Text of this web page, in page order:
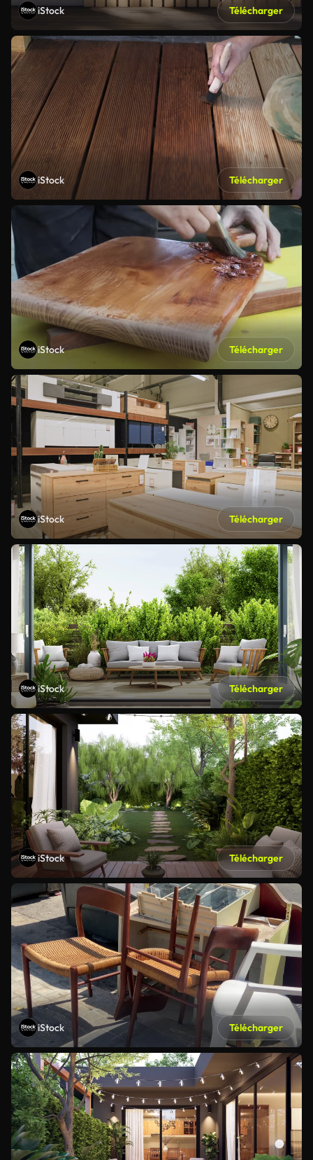
iStock Télécharger
iStock Télécharger
iStock Télécharger
iStock Télécharger
iStock Télécharger
iStock Télécharger
iStock Télécharger